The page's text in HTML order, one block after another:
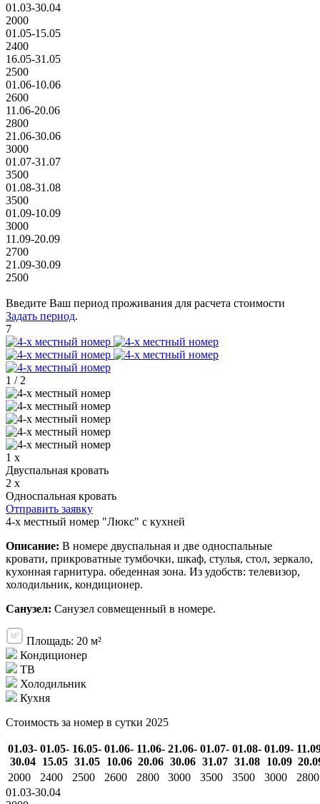
01.03-30.04
2000
01.05-15.05
2400
16.05-31.05
2500
01.06-10.06
2600
11.06-20.06
2800
21.06-30.06
3000
01.07-31.07
3500
01.08-31.08
3500
01.09-10.09
3000
11.09-20.09
2700
21.09-30.09
2500
Введите Ваш период проживания для расчета стоимости
Задать период.
7
1 / 2
1 x
Двуспальная кровать
2 x
Односпальная кровать
Отправить заявку
4-х местный номер "Люкс" с кухней
Описание: В номере двуспальная и две односпальные
кровати, прикроватные тумбочки, шкаф, стулья, стол, зеркало,
кухонная гарнитура. обеденная зона. Из удобств: телевизор,
холодильник, кондиционер.
Санузел: Санузел совмещенный в номере.
Площадь: 20 м²
Кондиционер
ТВ
Холодильник
Кухня
Стоимость за номер в сутки 2025
01.03-
30.04
01.05-
15.05
16.05-
31.05
01.06-
10.06
11.06-
20.06
21.06-
30.06
01.07-
31.07
01.08-
31.08
01.09-
10.09
2000
2400 2500 2600 2800 3000 3500 3500 3000
2800
01.03-30.04